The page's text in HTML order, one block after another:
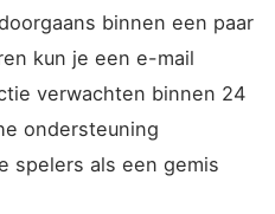
binnen een paar
kun je een e-mail
verwachten binnen 24
ondersteuning
spelers als een gemis